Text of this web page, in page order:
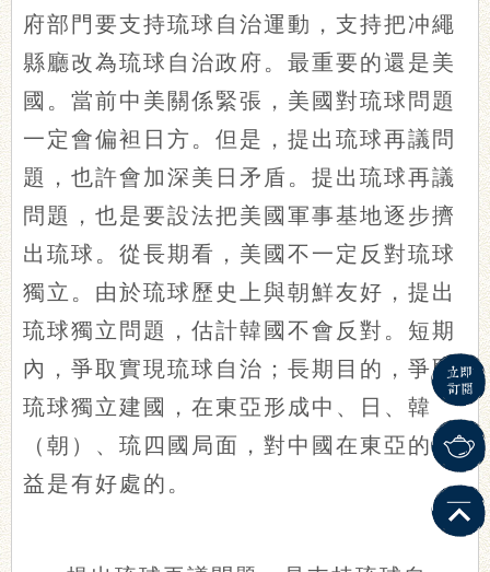
府部門要支持琉球自治運動，支持把冲繩
縣廳改為琉球自治政府。最重要的還是美
國。當前中美關係緊張，美國對琉球問題
一定會偏袒日方。但是，提出琉球再議問
題，也許會加深美日矛盾。提出琉球再議
問題，也是要設法把美國軍事基地逐步擠
出琉球。從長期看，美國不一定反對琉球
獨立。由於琉球歷史上與朝鮮友好，提出
琉球獨立問題，估計韓國不會反對。短期
內，爭取實現琉球自治；長期目的，爭取
琉球獨立建國，在東亞形成中、日、韓
（朝）、琉四國局面，對中國在東亞的利
益是有好處的。